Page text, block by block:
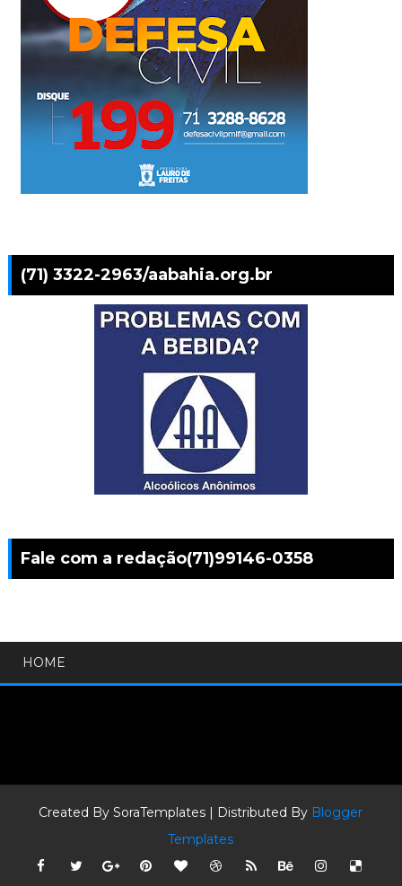
(71) 3322-2963/aabahia.org.br
Fale com a redação(71)99146-0358
HOME
Created BySoraTemplates | Distributed By Blogger
Templates